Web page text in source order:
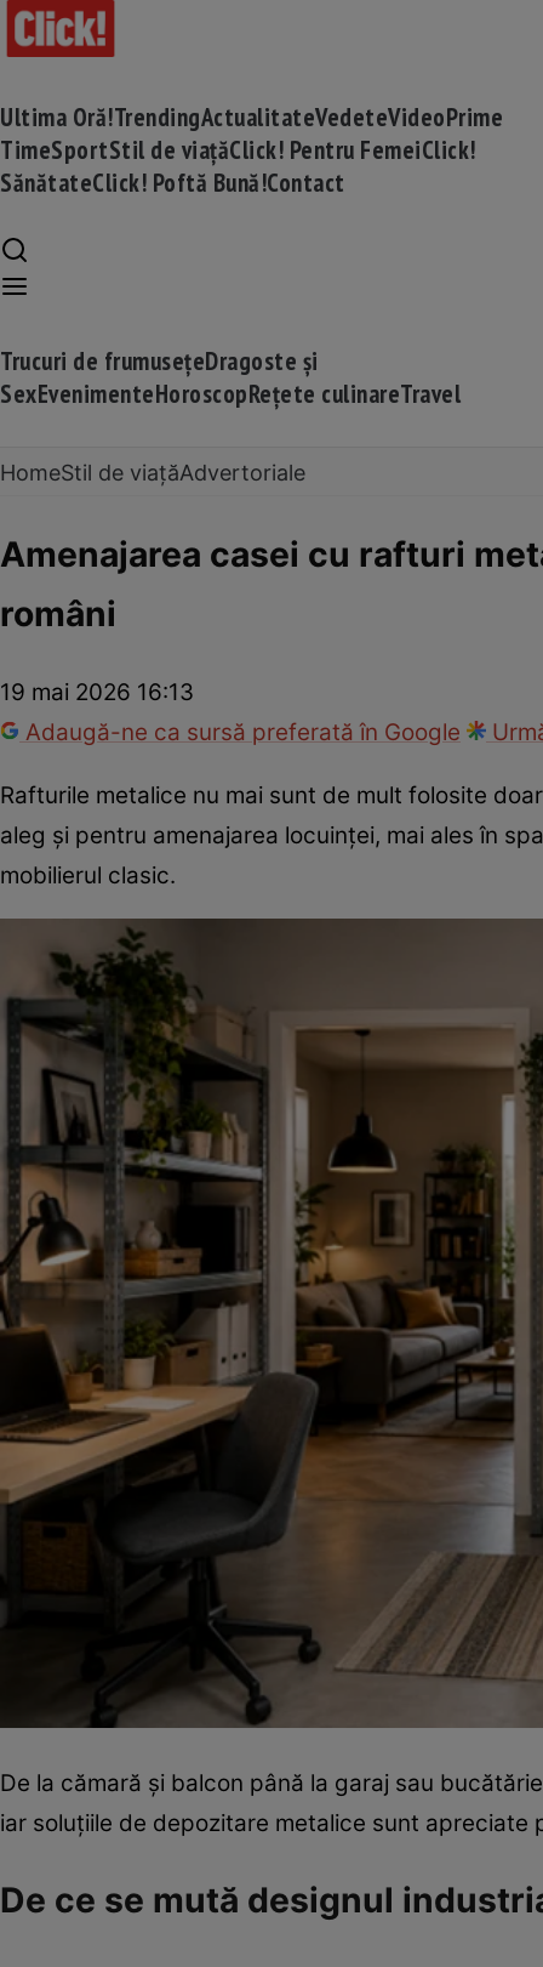
Ultima Oră!TrendingActualitateVedeteVideoPrime
TimeSportStil de viațăClick! Pentru FemeiClick!
SănătateClick! Poftă Bună!Contact
Trucuri de frumusețeDragoste și
SexEvenimenteHoroscopRețete culinareTravel
HomeStil de viațăAdvertoriale
Amenajarea casei cu rafturi
români
19 mai 2026 16:13
Adaugă-ne ca sursă preferată în Google
Rafturile metalice nu mai sunt de mult folosite
aleg și pentru amenajarea locuinței, mai ales în
mobilierul clasic.
De la cămară și balcon până la garaj sau
iar soluțiile de depozitare metalice sunt
De ce se mută designul